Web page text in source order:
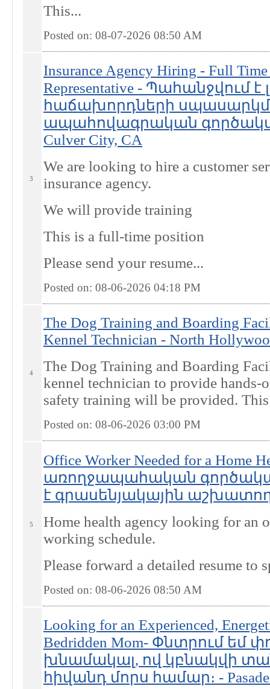
This...
Posted on: 08-07-2026 08:50 AM
3
Insurance Agency Hiring - Full
Representative - Պահանջվում է
հաճախորդների
ապահովագրական
Culver City, CA
We are looking to hire a customer
insurance agency.
We will provide training
This is a full-time position
Please send your resume...
Posted on: 08-06-2026 04:18 PM
4
The Dog Training and Boarding
Kennel Technician - North
The Dog Training and Boarding
kennel technician to provide hands-
safety training will be provided.
Posted on: 08-06-2026 03:00 PM
5
Office Worker Needed for a Home
առողջապահական
է գրասենյակային աշխատող -
Home health agency looking for an
working schedule.
Please forward a detailed resume to
Posted on: 08-06-2026 08:50 AM
Looking for an Experienced,
Bedridden Mom- Փնտրում եմ
խնամակալ, ով կբնակվի
հիվանդ մորս համար։ -